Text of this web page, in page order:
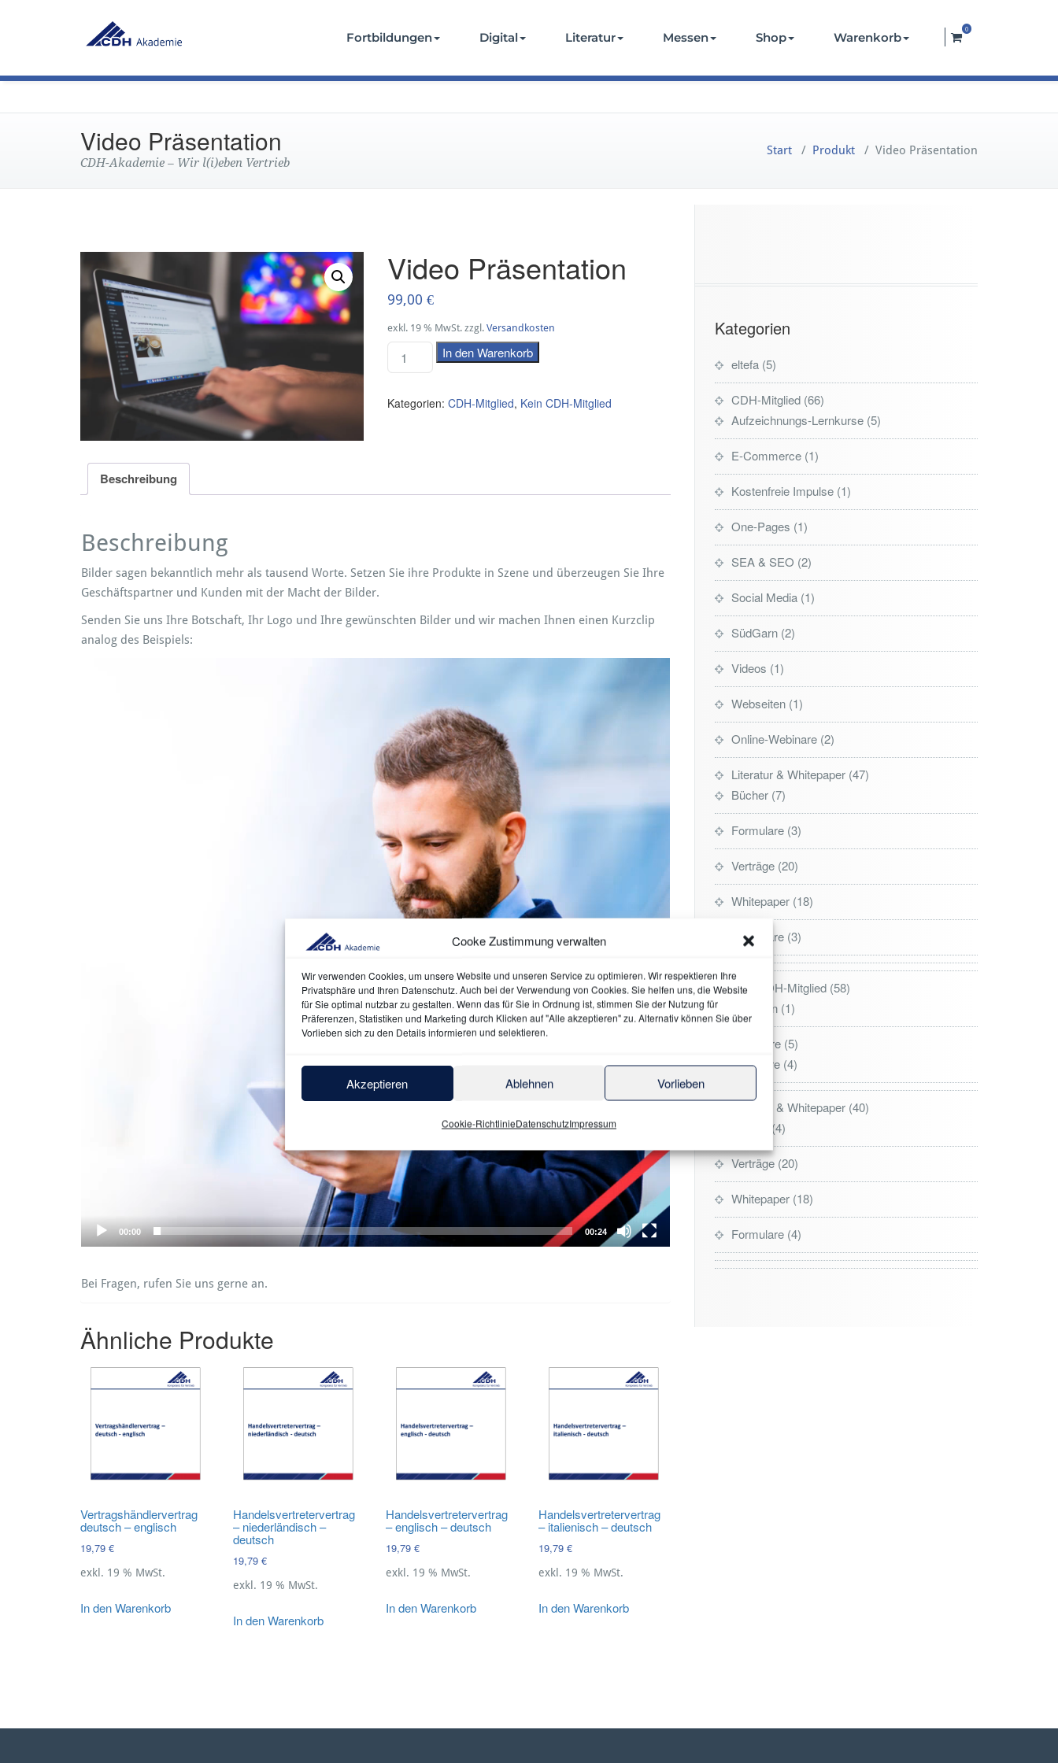
Cooke Zustimmung verwalten
Wir verwenden Cookies, um unsere Website und unseren Service zu optimieren. Wir respektieren Ihre
Privatsphäre und Ihren Datenschutz. Auch bei der Verwendung von Cookies. Sie helfen uns, die Website
für Sie optimal nutzbar zu gestalten. Wenn das für Sie in Ordnung ist, stimmen Sie der Nutzung für
Präferenzen, Statistiken und Marketing durch Klicken auf "Alle akzeptieren" zu. Alternativ können Sie über
Vorlieben sich zu den Details informieren und selektieren.
Akzeptieren Ablehnen Vorlieben
Cookie-RichtlinieDatenschutzImpressum
Fortbildungen Digital Literatur Messen Shop Warenkorb
0
Video Präsentation
CDH-Akademie – Wir l(i)eben Vertrieb
Start / Produkt / Video Präsentation
Video Präsentation
99,00 €
exkl. 19 % MwSt. zzgl. Versandkosten
In den Warenkorb
Kategorien: CDH-Mitglied, Kein CDH-Mitglied
Beschreibung
Beschreibung
Bilder sagen bekanntlich mehr als tausend Worte. Setzen Sie ihre Produkte in Szene und überzeugen Sie Ihre
Geschäftspartner und Kunden mit der Macht der Bilder.
Senden Sie uns Ihre Botschaft, Ihr Logo und Ihre gewünschten Bilder und wir machen Ihnen einen Kurzclip
analog des Beispiels:
00:00 00:24
Bei Fragen, rufen Sie uns gerne an.
Ähnliche Produkte
Vertragshändlervertrag
deutsch – englisch
19,79 €
exkl. 19 % MwSt.
In den Warenkorb
Handelsvertretervertrag
– niederländisch –
deutsch
19,79 €
exkl. 19 % MwSt.
In den Warenkorb
Handelsvertretervertrag
– englisch – deutsch
19,79 €
exkl. 19 % MwSt.
In den Warenkorb
Handelsvertretervertrag
– italienisch – deutsch
19,79 €
exkl. 19 % MwSt.
In den Warenkorb
Kategorien
eltefa 5
CDH-Mitglied 66
Aufzeichnungs-Lernkurse 5
E-Commerce 1
Kostenfreie Impulse 1
One-Pages 1
SEA & SEO 2
Social Media 1
SüdGarn 2
Videos 1
Webseiten 1
Online-Webinare 2
Literatur & Whitepaper 47
Bücher 7
Formulare 3
Verträge 20
Whitepaper 18
Formulare 3
Kein CDH-Mitglied 58
SüdGarn 1
Seminare 5
Webinare 4
Literatur & Whitepaper 40
4
Verträge 20
Whitepaper 18
Formulare 4